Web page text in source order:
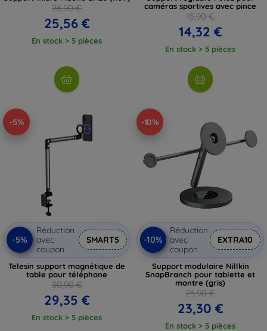
26,90 €
25,56 €
En stock > 5 pièces
caméras sportives avec pince
15,90 €
14,32 €
En stock > 5 pièces
-5%
-5%
Réduction
avec
coupon
SMART5
Telesin support magnétique de
table pour téléphone
30,90 €
29,35 €
En stock > 5 pièces
-10%
-10%
Réduction
avec
coupon
EXTRA10
Support modulaire Nillkin
SnapBranch pour tablette et
montre (gris)
25,90 €
23,30 €
En stock > 5 pièces